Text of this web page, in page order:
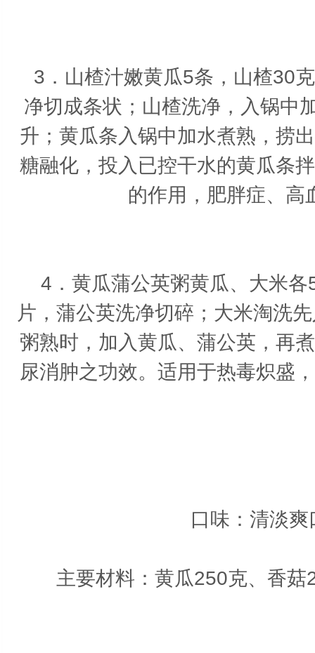
3．山楂汁嫩黄瓜5条，山楂30
净切成条状；山楂洗净，入锅中
升；黄瓜条入锅中加水煮熟，捞
糖融化，投入已控干水的黄瓜条
的作用，肥胖症、高
4．黄瓜蒲公英粥黄瓜、大米各
片，蒲公英洗净切碎；大米淘洗
粥熟时，加入黄瓜、蒲公英，再
尿消肿之功效。适用于热毒炽盛
口味：清淡
主要材料：黄瓜250克、香菇